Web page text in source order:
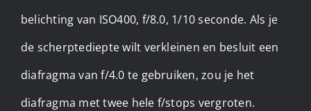
belichting van ISO400, f/8.0, 1/10 seconde. Als je
de scherptediepte wilt verkleinen en besluit een
diafragma van f/4.0 te gebruiken, zou je het
diafragma met twee hele f/stops vergroten.